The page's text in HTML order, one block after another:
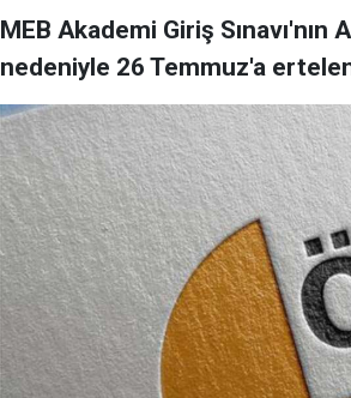
MEB Akademi Giriş Sınavı'nın
nedeniyle 26 Temmuz'a